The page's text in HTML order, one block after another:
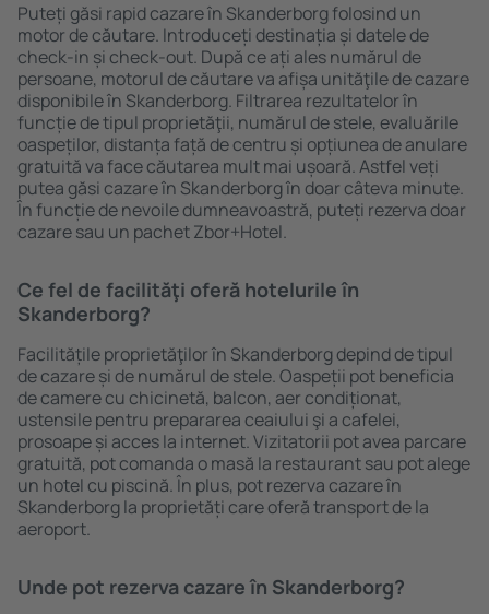
Puteți găsi rapid cazare în Skanderborg folosind un
motor de căutare. Introduceți destinația și datele de
check-in și check-out. După ce ați ales numărul de
persoane, motorul de căutare va afișa unităţile de cazare
disponibile în Skanderborg. Filtrarea rezultatelor în
funcție de tipul proprietăţii, numărul de stele, evaluările
oaspeților, distanța față de centru și opțiunea de anulare
gratuită va face căutarea mult mai ușoară. Astfel veți
putea găsi cazare în Skanderborg în doar câteva minute.
În funcție de nevoile dumneavoastră, puteți rezerva doar
cazare sau un pachet Zbor+Hotel.
Ce fel de facilităţi oferă hotelurile în
Skanderborg?
Facilitățile proprietăţilor în Skanderborg depind de tipul
de cazare și de numărul de stele. Oaspeții pot beneficia
de camere cu chicinetă, balcon, aer condiționat,
ustensile pentru prepararea ceaiului şi a cafelei,
prosoape și acces la internet. Vizitatorii pot avea parcare
gratuită, pot comanda o masă la restaurant sau pot alege
un hotel cu piscină. În plus, pot rezerva cazare în
Skanderborg la proprietăți care oferă transport de la
aeroport.
Unde pot rezerva cazare în Skanderborg?